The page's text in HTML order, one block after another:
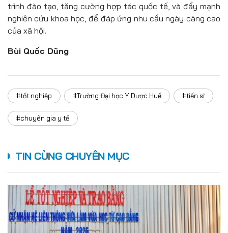
trình đào tạo, tăng cường hợp tác quốc tế, và đẩy mạnh
nghiên cứu khoa học, để đáp ứng nhu cầu ngày càng cao
của xã hội.
Bùi Quốc Dũng
#tốt nghiệp #Trường Đại học Y Dược Huế #tiến sĩ
#chuyên gia y tế
TIN CÙNG CHUYÊN MỤC